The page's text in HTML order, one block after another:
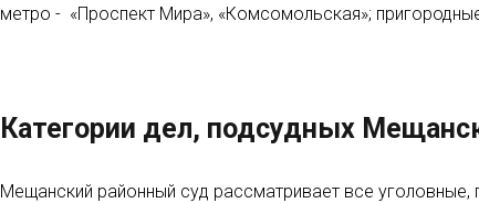
метро - «Проспект Мира», «Комсомольская»;
Категории дел, подсудных
Мещанский районный суд рассматривает все уголовные,